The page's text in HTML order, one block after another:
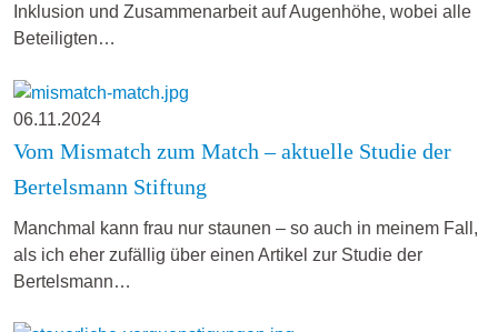
Inklusion und Zusammenarbeit auf Augenhöhe, wobei alle
Beteiligten…
06.11.2024
Vom Mismatch zum Match – aktuelle Studie der
Bertelsmann Stiftung
Manchmal kann frau nur staunen – so auch in meinem Fall,
als ich eher zufällig über einen Artikel zur Studie der
Bertelsmann…